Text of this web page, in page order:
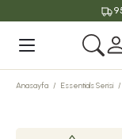
Anasayfa Essentials Serisi